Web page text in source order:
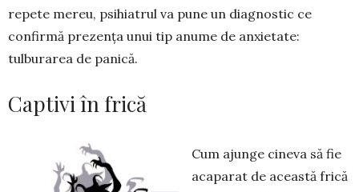
repete mereu, psihiatrul va pune un diagnostic ce
confirmă prezența unui tip anu­me de anxietate:
tulburarea de panică.
Captivi în frică
Cum ajunge cineva să fie
acaparat de această frică